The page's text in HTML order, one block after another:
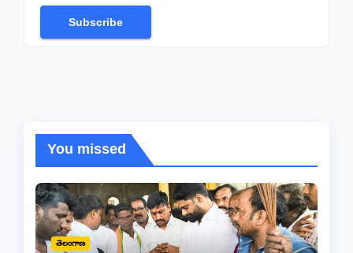
Subscribe
You missed
తెలంగాణ